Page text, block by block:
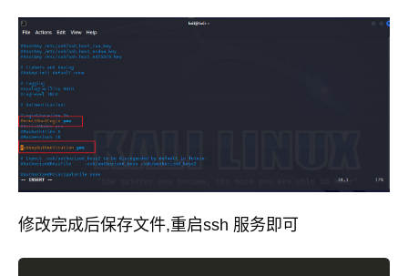
修改完成后保存文件,重启ssh 服务即可